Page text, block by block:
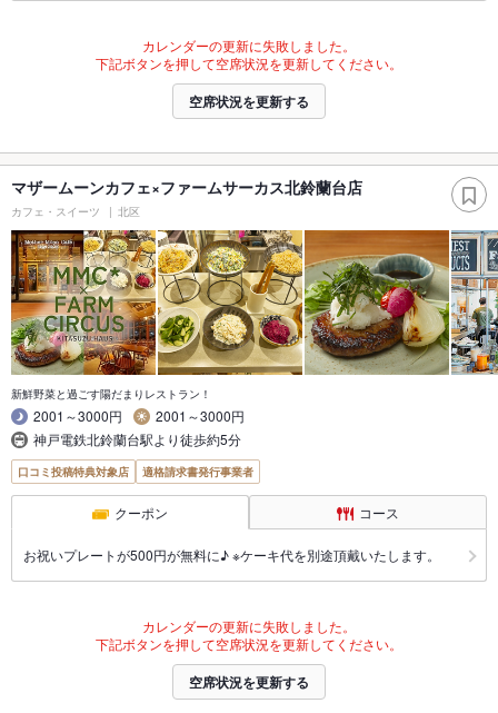
カレンダーの更新に失敗しました。
下記ボタンを押して空席状況を更新してください。
空席状況を更新する
マザームーンカフェ×ファームサーカス北鈴蘭台店
カフェ・スイーツ 北区
新鮮野菜と過ごす陽だまりレストラン！
2001～3000円
2001～3000円
神戸電鉄北鈴蘭台駅より徒歩約5分
口コミ投稿特典対象店 適格請求書発行事業者
クーポン コース
お祝いプレートが500円が無料に♪ ※ケーキ代を別途頂戴いたします。
カレンダーの更新に失敗しました。
下記ボタンを押して空席状況を更新してください。
空席状況を更新する